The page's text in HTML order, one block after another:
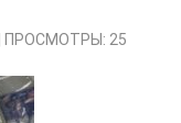
| ПРОСМОТРЫ: 25